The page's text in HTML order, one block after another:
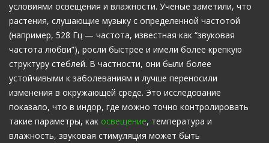
условиями освещения и влажности. Ученые заметили, что
растения, слушающие музыку с определенной частотой
(например, 528 Гц — частота, известная как “звуковая
частота любви”), росли быстрее и имели более крепкую
структуру стеблей. В частности, они были более
устойчивыми к заболеваниям и лучше переносили
изменения в окружающей среде. Это исследование
показало, что в индор, где можно точно контролировать
такие параметры, как освещение, температура и
влажность, звуковая стимуляция может быть